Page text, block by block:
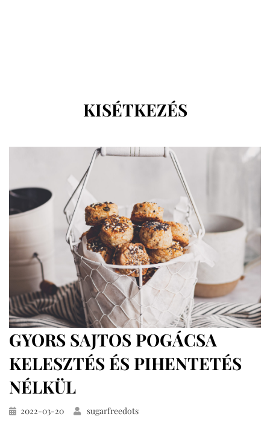
KATEGÓRIA
:
KISÉTKEZÉS
GYORS SAJTOS POGÁCSA
KELESZTÉS ÉS PIHENTETÉS
NÉLKÜL
Közzétéve
2022-03-20 sugarfreedots